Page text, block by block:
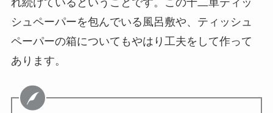
シュペーパーを包んでいる風呂敷や、ティッシュ
ペーパーの箱についてもやはり工夫をして作って
あります。